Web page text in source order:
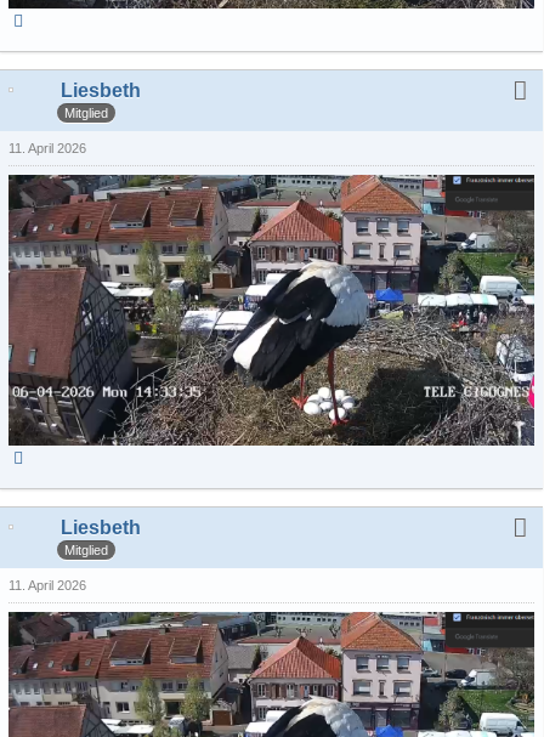
Liesbeth
Mitglied
11. April 2026
Liesbeth
Mitglied
11. April 2026